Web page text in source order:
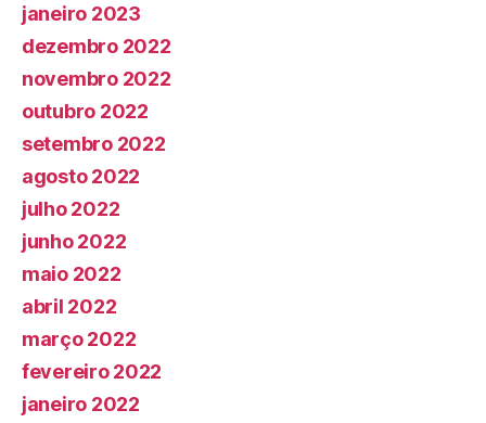
janeiro 2023
dezembro 2022
novembro 2022
outubro 2022
setembro 2022
agosto 2022
julho 2022
junho 2022
maio 2022
abril 2022
março 2022
fevereiro 2022
janeiro 2022